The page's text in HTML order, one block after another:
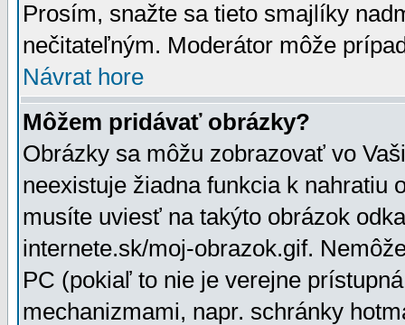
Prosím, snažte sa tieto smajlíky
nečitateľným. Moderátor môže
Návrat hore
Môžem pridávať obrázky?
Obrázky sa môžu zobrazovať vo
neexistuje žiadna funkcia k nahratiu
musíte uviesť na takýto obrázok
internete.sk/moj-obrazok.gif.
PC (pokiaľ to nie je verejne
mechanizmami, napr. schránky